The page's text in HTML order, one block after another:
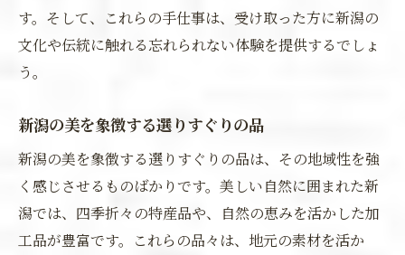
す。そして、これらの手仕事は、受け取った方に新潟の
文化や伝統に触れる忘れられない体験を提供するでしょ
う。
新潟の美を象徴する選りすぐりの品
新潟の美を象徴する選りすぐりの品は、その地域性を強
く感じさせるものばかりです。美しい自然に囲まれた新
潟では、四季折々の特産品や、自然の恵みを活かした加
工品が豊富です。これらの品々は、地元の素材を活か